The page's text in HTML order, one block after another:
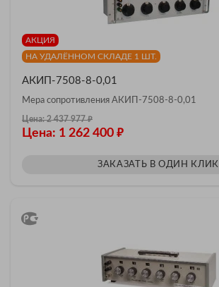
АКЦИЯ
НА УДАЛЁННОМ СКЛАДЕ 1 ШТ.
АКИП-7508-8-0,01
Мера сопротивления АКИП-7508-8-0,01
Цена: 2 437 977₽
Цена: 1 262 400 ₽
ЗАКАЗАТЬ В ОДИН КЛИК